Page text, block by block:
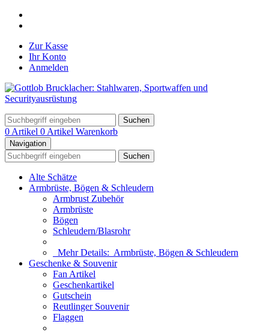
Zur Kasse
Ihr Konto
Anmelden
Suchen
0 Artikel 0 Artikel Warenkorb
Navigation
Suchen
Alte Schätze
Armbrüste, Bögen & Schleudern
Armbrust Zubehör
Armbrüste
Bögen
Schleudern/Blasrohr
Mehr Details: Armbrüste, Bögen & Schleudern
Geschenke & Souvenir
Fan Artikel
Geschenkartikel
Gutschein
Reutlinger Souvenir
Flaggen